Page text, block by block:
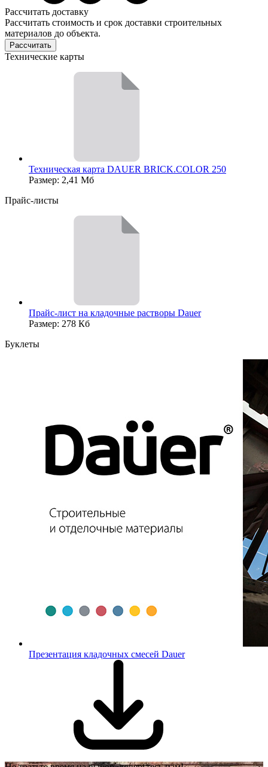
Рассчитать доставку
Рассчитать стоимость и срок доставки строительных
материалов до объекта.
Рассчитать
Технические карты
Техническая карта DAUER BRICK.COLOR 250
Размер: 2,41 Мб
Прайс-листы
Прайс-лист на кладочные растворы Dauer
Размер: 278 Кб
Буклеты
Презентация кладочных смесей Dauer